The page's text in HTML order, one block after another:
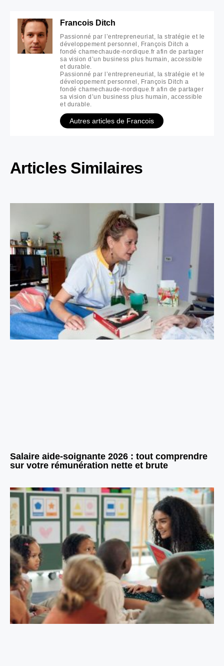
Francois Ditch
Passionné par l’entrepreneuriat, la stratégie et le
développement personnel, François Ditch a
fondé chamechaude-nordique.fr afin de partager
sa vision d’un business plus humain, accessible
et durable.
Passionné par l’entrepreneuriat, la stratégie et le
développement personnel, François Ditch a
fondé chamechaude-nordique.fr afin de partager
sa vision d’un business plus humain, accessible
et durable.
Autres articles de Francois
Articles Similaires
Salaire aide-soignante 2026 : tout comprendre
sur votre rémunération nette et brute